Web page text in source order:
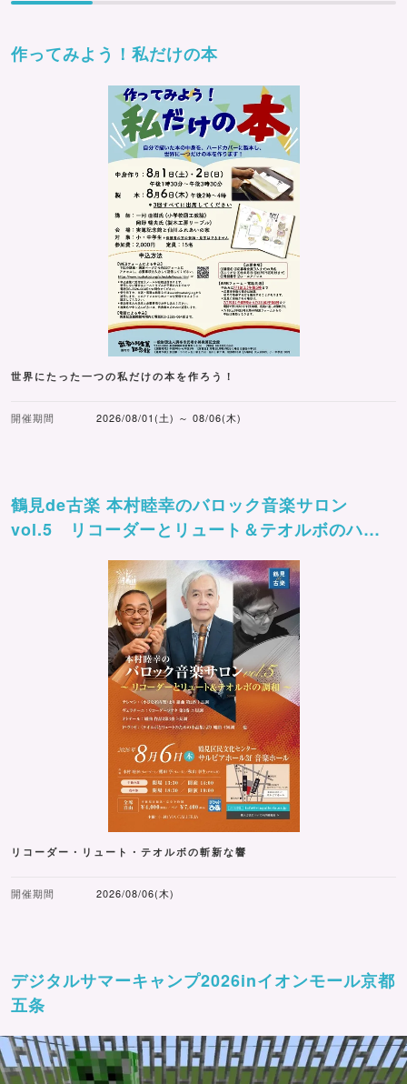
作ってみよう！私だけの本
世界にたった一つの私だけの本を作ろう！
開催期間 2026/08/01(土) ～ 08/06(木)
鶴見de古楽 本村睦幸のバロック音楽サロン
vol.5 リコーダーとリュート＆テオルボのハー
リコーダー・リュート・テオルボの斬新な響
開催期間 2026/08/06(木)
デジタルサマーキャンプ2026inイオンモール京都
五条